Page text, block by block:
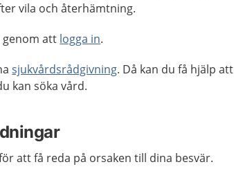
vila och återhämtning.
genom att logga in.
sjukvårdsrådgivning. Då kan du få hjälp att
kan söka vård.
att få reda på orsaken till dina besvär.